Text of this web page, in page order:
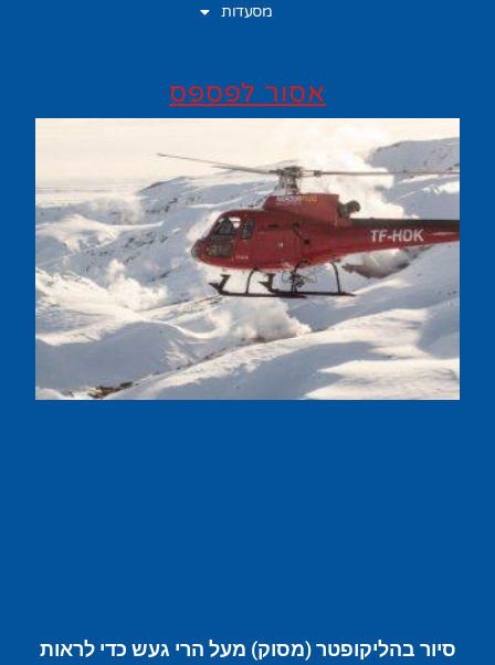
מסעדות
אסור לפספס
סיור בהליקופטר (מסוק) מעל הרי געש כדי לראות